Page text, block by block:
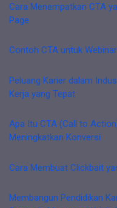
Cara Menempatkan CTA
Page
Contoh CTA untuk
Peluang Karier dalam
Kerja yang Tepat
Apa Itu CTA (Call to
Meningkatkan Konversi
Cara Membuat Clickbait
Membangun Pendidikan